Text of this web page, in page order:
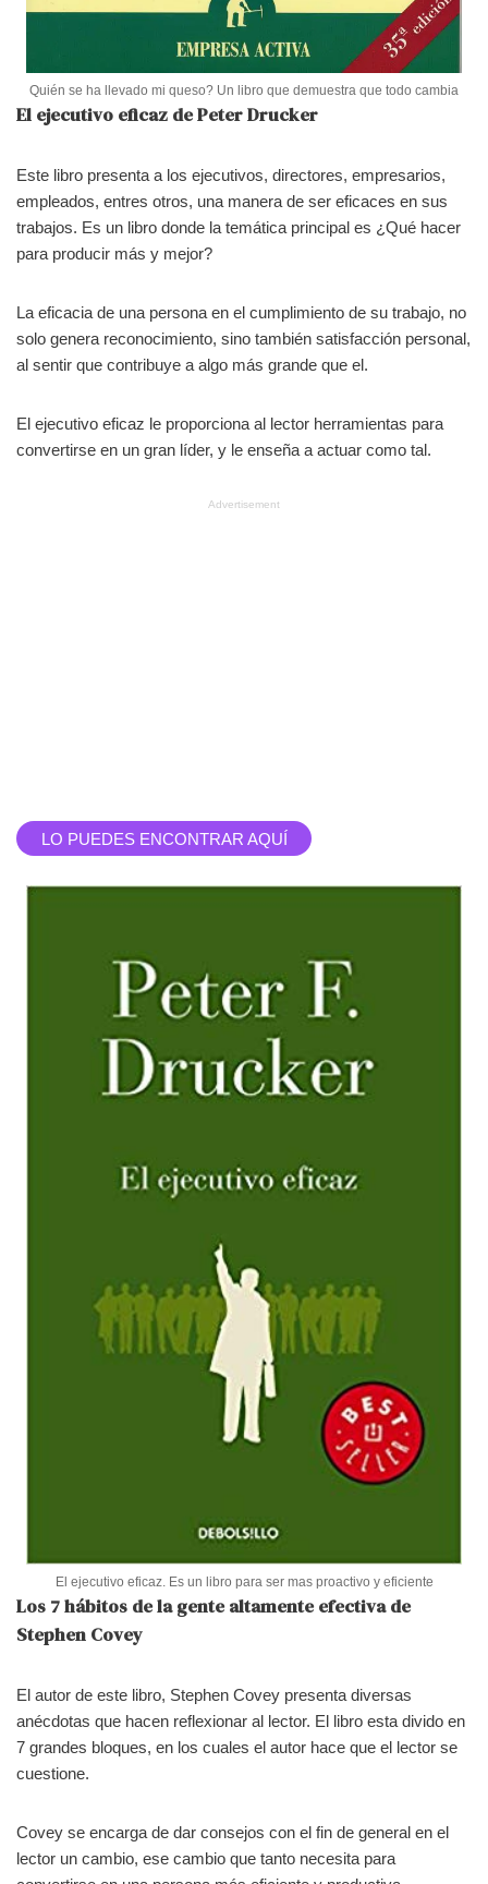
Quién se ha llevado mi queso? Un libro que demuestra que todo cambia
El ejecutivo eficaz de Peter Drucker
Este libro presenta a los ejecutivos, directores, empresarios,
empleados, entres otros, una manera de ser eficaces en sus
trabajos. Es un libro donde la temática principal es ¿Qué hacer
para producir más y mejor?
La eficacia de una persona en el cumplimiento de su trabajo, no
solo genera reconocimiento, sino también satisfacción personal,
al sentir que contribuye a algo más grande que el.
El ejecutivo eficaz le proporciona al lector herramientas para
convertirse en un gran líder, y le enseña a actuar como tal.
Advertisement
LO PUEDES ENCONTRAR AQUÍ
El ejecutivo eficaz. Es un libro para ser mas proactivo y eficiente
Los 7 hábitos de la gente altamente efectiva de
Stephen Covey
El autor de este libro, Stephen Covey presenta diversas
anécdotas que hacen reflexionar al lector. El libro esta divido en
7 grandes bloques, en los cuales el autor hace que el lector se
cuestione.
Covey se encarga de dar consejos con el fin de general en el
lector un cambio, ese cambio que tanto necesita para